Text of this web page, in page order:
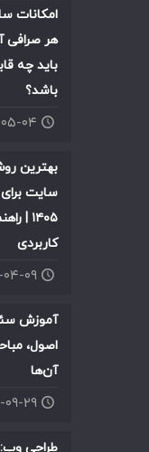
امکانات
هر صرافی
باید چه
باشد؟
بهترین
سایت برای
۱۴۰۵
کاربردی
۱۴۰۵-
آموزش
اصول،
آن‌ها
۱۴۰۴-
طراحی